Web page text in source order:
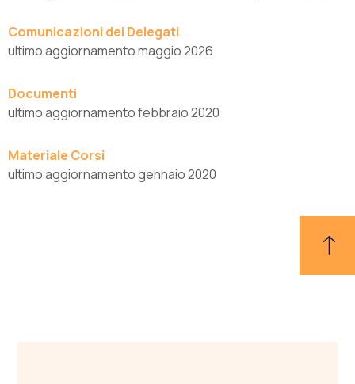
Comunicazioni dei Delegati
ultimo aggiornamento maggio 2026
Documenti
ultimo aggiornamento febbraio 2020
Materiale Corsi
ultimo aggiornamento gennaio 2020